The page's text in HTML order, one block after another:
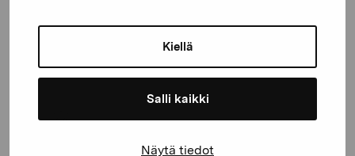
Kiellä
Salli kaikki
Näytä tiedot
+358 (0)50 371 6339